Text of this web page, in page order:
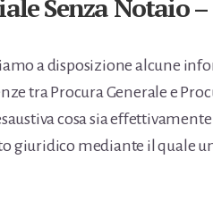
Senza Notaio
a disposizione alcune
tra Procura Generale e
cosa sia
giuridico mediante il quale